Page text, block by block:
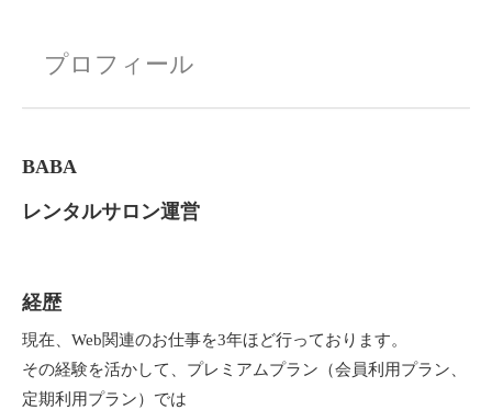
プロフィール
BABA
レンタルサロン運営
経歴
現在、Web関連のお仕事を3年ほど行っております。
その経験を活かして、プレミアムプラン（会員利用プラン、
定期利用プラン）では